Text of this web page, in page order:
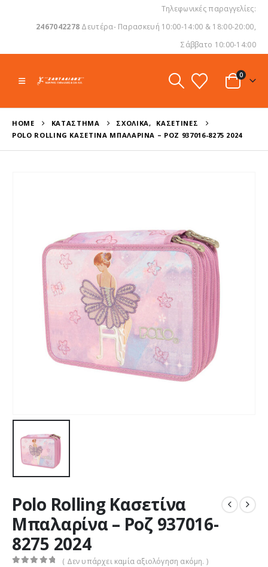
Τηλεφωνικές παραγγελίες:
2467042278 Δευτέρα- Παρασκευή 10:00-14:00 & 18:00-20:00,
Σάββατο 10:00-14:00
0
HOME ΚΑΤΆΣΤΗΜΑ ΣΧΟΛΙΚΆ,
ΚΑΣΕΤΊΝΕΣ
POLO ROLLING ΚΑΣΕΤΊΝΑ ΜΠΑΛΑΡΊΝΑ – ΡΟΖ 937016-8275 2024
Polo Rolling Κασετίνα
Μπαλαρίνα – Ροζ 937016-
8275 2024
( Δεν υπάρχει καμία αξιολόγηση ακόμη. )